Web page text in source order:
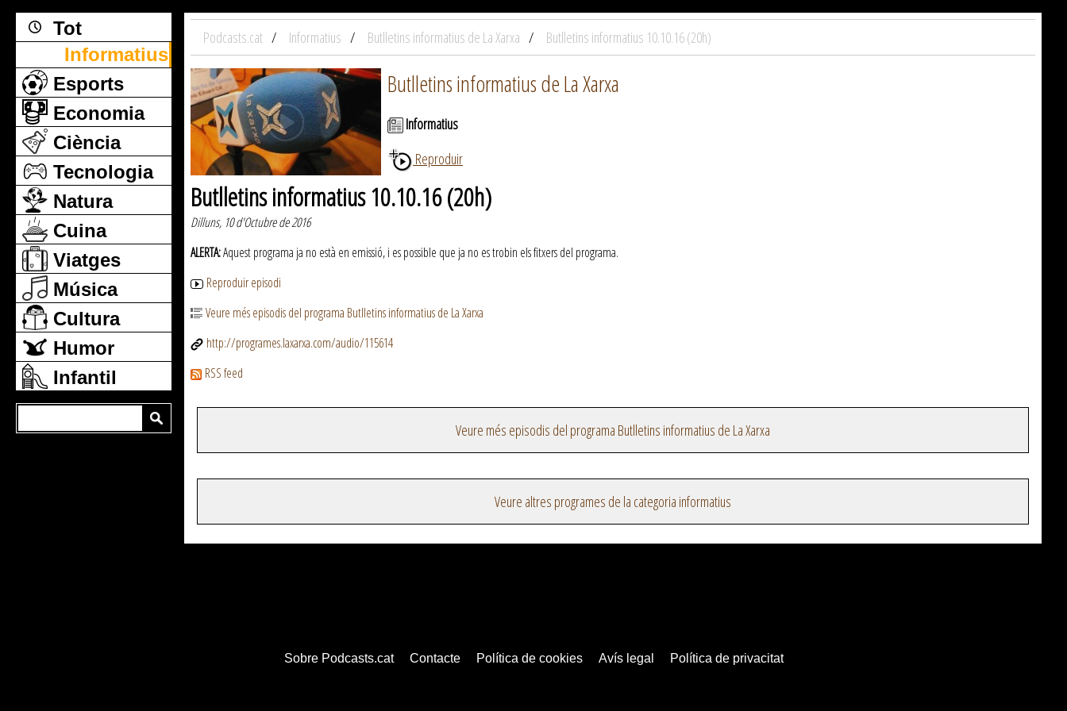
Tot
Informatius
Esports
Economia
Ciència
Tecnologia
Natura
Cuina
Viatges
Música
Cultura
Humor
Infantil
Podcasts.cat Informatius Butlletins informatius de La Xarxa Butlletins informatius 10.10.16 (20h)
Butlletins informatius de La Xarxa
Informatius
Reproduir
Butlletins informatius 10.10.16 (20h)
Dilluns, 10 d'Octubre de 2016
ALERTA:Aquest programa ja no està en emissió, i es possible que ja no es trobin els fitxers del programa.
Reproduir episodi
Veure més episodis del programa Butlletins informatius de La Xarxa
http://programes.laxarxa.com/audio/115614
RSS feed
Veure més episodis del programa Butlletins informatius de La Xarxa
Veure altres programes de la categoria informatius
Sobre Podcasts.cat Contacte Política de cookies Avís legal Política de privacitat